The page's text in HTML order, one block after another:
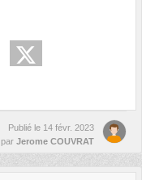
Publié le 14 févr. 2023
par Jerome COUVRAT